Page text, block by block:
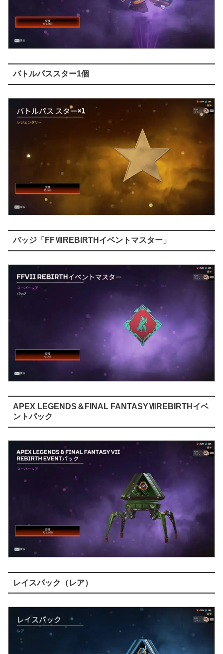
バトルパススター1個
バッジ「FFⅦREBIRTHイベントマスター」
APEX LEGENDS＆FINAL FANTASYⅦREBIRTHイベ
ントパック
レイスパック（レア）